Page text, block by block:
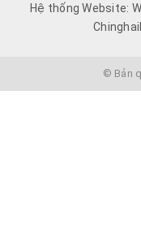
Hệ thống Website:
© Bản